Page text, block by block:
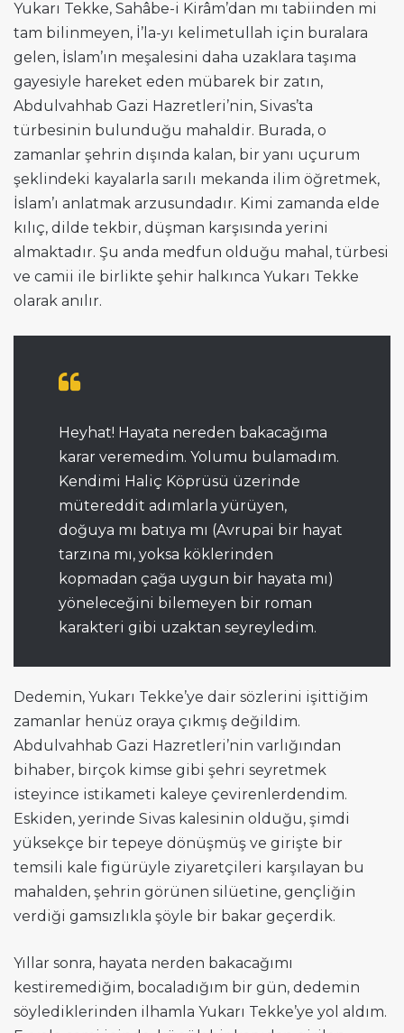
Yukarı Tekke, Sahâbe-i Kirâm’dan mı tabiinden mi
tam bilinmeyen, İ’la-yı kelimetullah için buralara
gelen, İslam’ın meşalesini daha uzaklara taşıma
gayesiyle hareket eden mübarek bir zatın,
Abdulvahhab Gazi Hazretleri’nin, Sivas’ta
türbesinin bulunduğu mahaldir. Burada, o
zamanlar şehrin dışında kalan, bir yanı uçurum
şeklindeki kayalarla sarılı mekanda ilim öğretmek,
İslam’ı anlatmak arzusundadır. Kimi zamanda elde
kılıç, dilde tekbir, düşman karşısında yerini
almaktadır. Şu anda medfun olduğu mahal, türbesi
ve camii ile birlikte şehir halkınca Yukarı Tekke
olarak anılır.
Heyhat! Hayata nereden bakacağıma
karar veremedim. Yolumu bulamadım.
Kendimi Haliç Köprüsü üzerinde
mütereddit adımlarla yürüyen,
doğuya mı batıya mı (Avrupai bir hayat
tarzına mı, yoksa köklerinden
kopmadan çağa uygun bir hayata mı)
yöneleceğini bilemeyen bir roman
karakteri gibi uzaktan seyreyledim.
Dedemin, Yukarı Tekke’ye dair sözlerini işittiğim
zamanlar henüz oraya çıkmış değildim.
Abdulvahhab Gazi Hazretleri’nin varlığından
bihaber, birçok kimse gibi şehri seyretmek
isteyince istikameti kaleye çevirenlerdendim.
Eskiden, yerinde Sivas kalesinin olduğu, şimdi
yüksekçe bir tepeye dönüşmüş ve girişte bir
temsili kale figürüyle ziyaretçileri karşılayan bu
mahalden, şehrin görünen silüetine, gençliğin
verdiği gamsızlıkla şöyle bir bakar geçerdik.
Yıllar sonra, hayata nerden bakacağımı
kestiremediğim, bocaladığım bir gün, dedemin
söylediklerinden ilhamla Yukarı Tekke’ye yol aldım.